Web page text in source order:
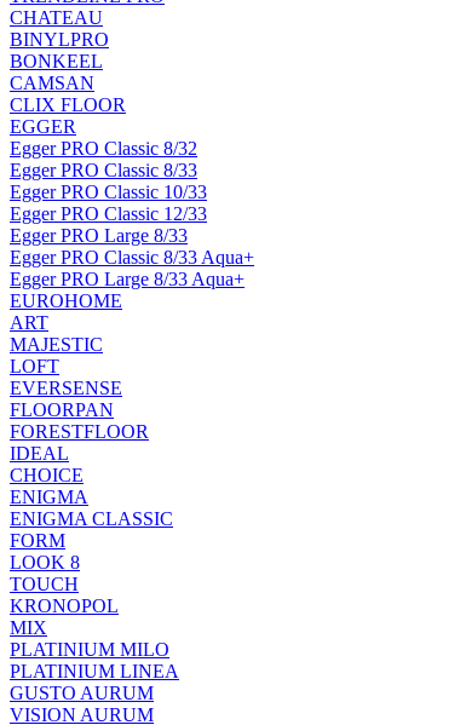
CHATEAU
BINYLPRO
BONKEEL
CAMSAN
CLIX FLOOR
EGGER
Egger PRO Classic 8/32
Egger PRO Classic 8/33
Egger PRO Classic 10/33
Egger PRO Classic 12/33
Egger PRO Large 8/33
Egger PRO Classic 8/33 Aqua+
Egger PRO Large 8/33 Aqua+
EUROHOME
ART
MAJESTIC
LOFT
EVERSENSE
FLOORPAN
FORESTFLOOR
IDEAL
CHOICE
ENIGMA
ENIGMA CLASSIC
FORM
LOOK 8
TOUCH
KRONOPOL
MIX
PLATINIUM MILO
PLATINIUM LINEA
GUSTO AURUM
VISION AURUM